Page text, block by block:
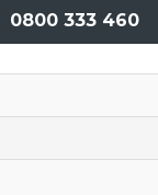
0800 333 460